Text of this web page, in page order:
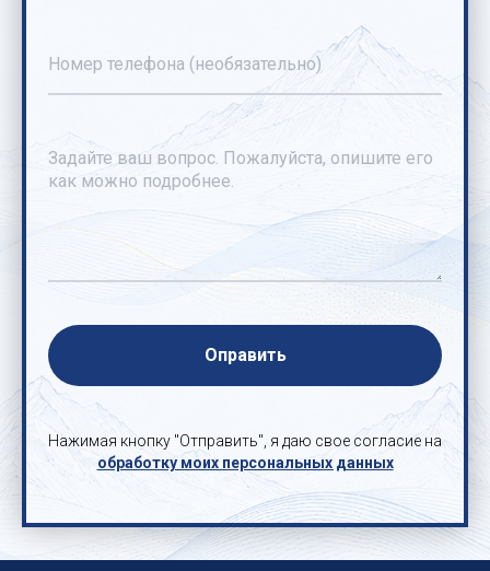
Оправить
Нажимая кнопку "Отправить", я даю свое согласие на
обработку моих персональных данных